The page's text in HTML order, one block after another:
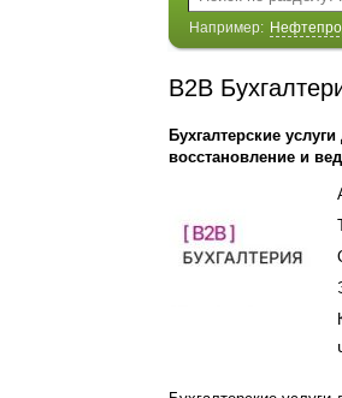
Например:
B2B
Бухгалтерские
восстановление и